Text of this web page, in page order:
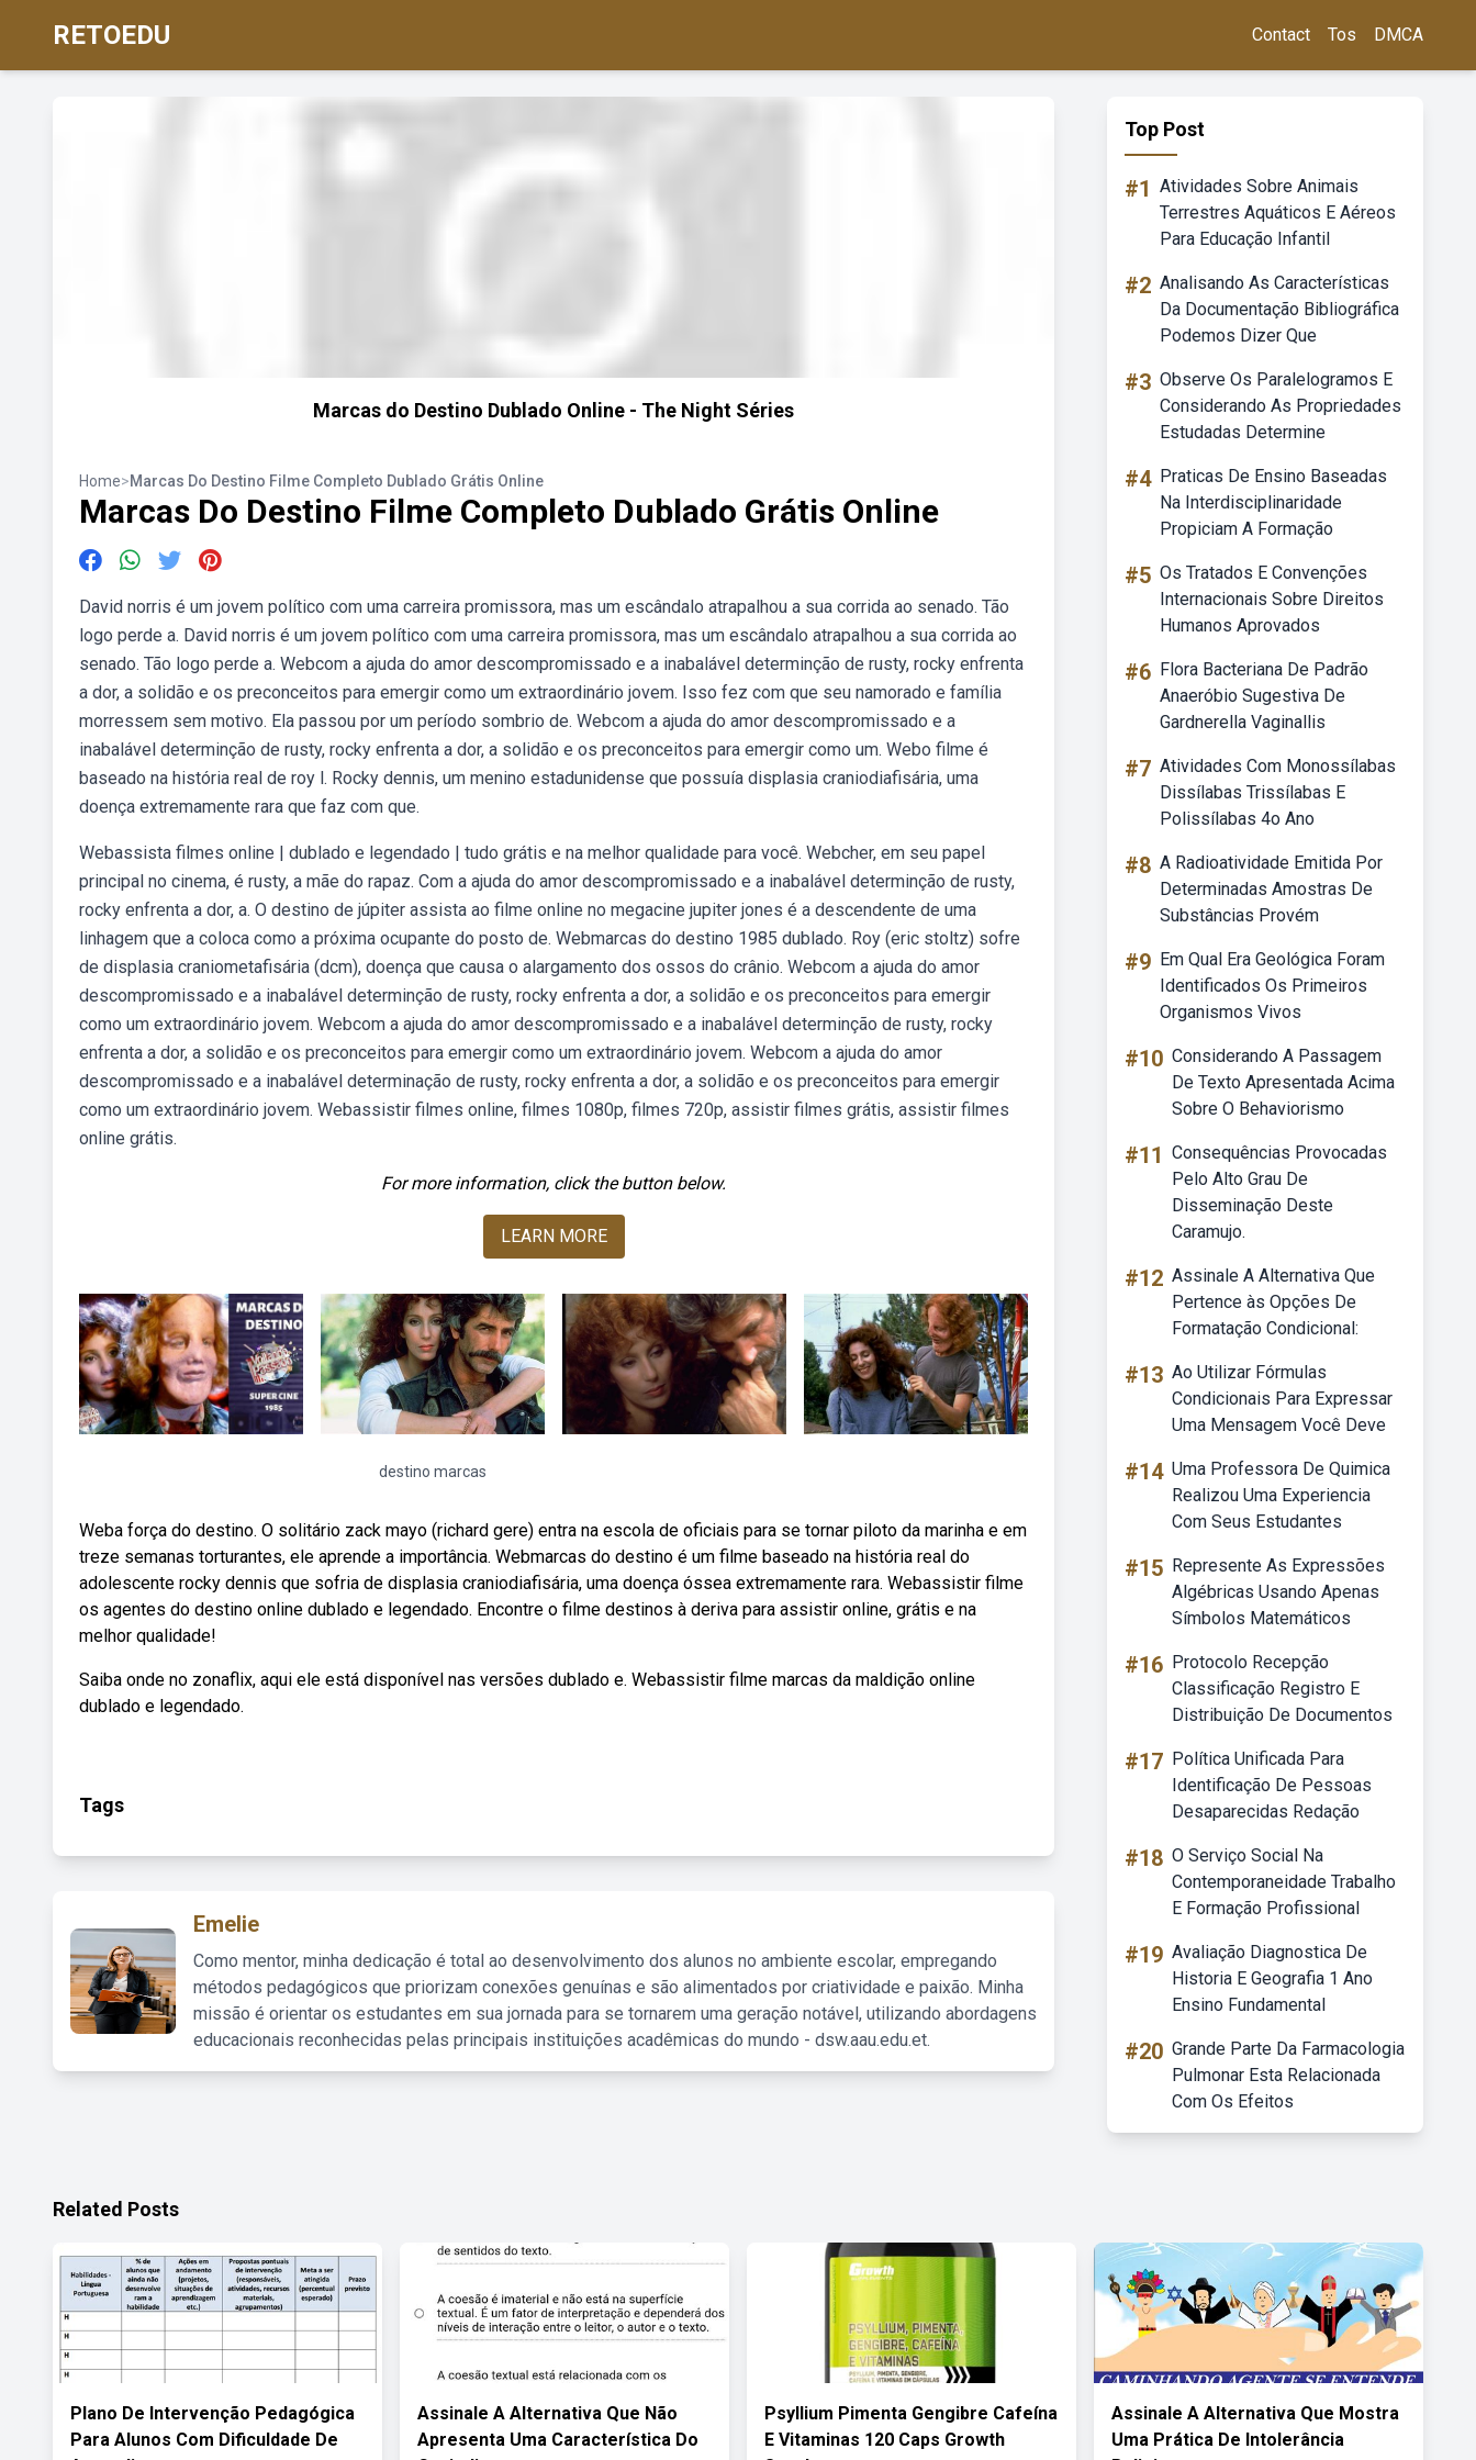
RETOEDU Contact Tos DMCA
Marcas do Destino Dublado Online - The Night Séries
Home>Marcas Do Destino Filme Completo Dublado Grátis Online
Marcas Do Destino Filme Completo Dublado Grátis Online
David norris é um jovem político com uma carreira promissora, mas um escândalo atrapalhou a sua corrida ao senado. Tão
logo perde a. David norris é um jovem político com uma carreira promissora, mas um escândalo atrapalhou a sua corrida ao
senado. Tão logo perde a. Webcom a ajuda do amor descompromissado e a inabalável determinção de rusty, rocky enfrenta
a dor, a solidão e os preconceitos para emergir como um extraordinário jovem. Isso fez com que seu namorado e família
morressem sem motivo. Ela passou por um período sombrio de. Webcom a ajuda do amor descompromissado e a
inabalável determinção de rusty, rocky enfrenta a dor, a solidão e os preconceitos para emergir como um. Webo filme é
baseado na história real de roy l. Rocky dennis, um menino estadunidense que possuía displasia craniodiafisária, uma
doença extremamente rara que faz com que.
Webassista filmes online | dublado e legendado | tudo grátis e na melhor qualidade para você. Webcher, em seu papel
principal no cinema, é rusty, a mãe do rapaz. Com a ajuda do amor descompromissado e a inabalável determinção de rusty,
rocky enfrenta a dor, a. O destino de júpiter assista ao filme online no megacine jupiter jones é a descendente de uma
linhagem que a coloca como a próxima ocupante do posto de. Webmarcas do destino 1985 dublado. Roy (eric stoltz) sofre
de displasia craniometafisária (dcm), doença que causa o alargamento dos ossos do crânio. Webcom a ajuda do amor
descompromissado e a inabalável determinção de rusty, rocky enfrenta a dor, a solidão e os preconceitos para emergir
como um extraordinário jovem. Webcom a ajuda do amor descompromissado e a inabalável determinção de rusty, rocky
enfrenta a dor, a solidão e os preconceitos para emergir como um extraordinário jovem. Webcom a ajuda do amor
descompromissado e a inabalável determinação de rusty, rocky enfrenta a dor, a solidão e os preconceitos para emergir
como um extraordinário jovem. Webassistir filmes online, filmes 1080p, filmes 720p, assistir filmes grátis, assistir filmes
online grátis.
For more information, click the button below.
LEARN MORE
destino marcas
Weba força do destino. O solitário zack mayo (richard gere) entra na escola de oficiais para se tornar piloto da marinha e em
treze semanas torturantes, ele aprende a importância. Webmarcas do destino é um filme baseado na história real do
adolescente rocky dennis que sofria de displasia craniodiafisária, uma doença óssea extremamente rara. Webassistir filme
os agentes do destino online dublado e legendado. Encontre o filme destinos à deriva para assistir online, grátis e na
melhor qualidade!
Saiba onde no zonaflix, aqui ele está disponível nas versões dublado e. Webassistir filme marcas da maldição online
dublado e legendado.
Tags
Emelie
Como mentor, minha dedicação é total ao desenvolvimento dos alunos no ambiente escolar, empregando
métodos pedagógicos que priorizam conexões genuínas e são alimentados por criatividade e paixão. Minha
missão é orientar os estudantes em sua jornada para se tornarem uma geração notável, utilizando abordagens
educacionais reconhecidas pelas principais instituições acadêmicas do mundo - dsw.aau.edu.et.
Top Post
#1 Atividades Sobre Animais
Terrestres Aquáticos E Aéreos
Para Educação Infantil
#2 Analisando As Características
Da Documentação Bibliográfica
Podemos Dizer Que
#3 Observe Os Paralelogramos E
Considerando As Propriedades
Estudadas Determine
#4 Praticas De Ensino Baseadas
Na Interdisciplinaridade
Propiciam A Formação
#5 Os Tratados E Convenções
Internacionais Sobre Direitos
Humanos Aprovados
#6 Flora Bacteriana De Padrão
Anaeróbio Sugestiva De
Gardnerella Vaginallis
#7 Atividades Com Monossílabas
Dissílabas Trissílabas E
Polissílabas 4o Ano
#8 A Radioatividade Emitida Por
Determinadas Amostras De
Substâncias Provém
#9 Em Qual Era Geológica Foram
Identificados Os Primeiros
Organismos Vivos
#10 Considerando A Passagem
De Texto Apresentada Acima
Sobre O Behaviorismo
#11 Consequências Provocadas
Pelo Alto Grau De
Disseminação Deste
Caramujo.
#12 Assinale A Alternativa Que
Pertence às Opções De
Formatação Condicional:
#13 Ao Utilizar Fórmulas
Condicionais Para Expressar
Uma Mensagem Você Deve
#14 Uma Professora De Quimica
Realizou Uma Experiencia
Com Seus Estudantes
#15 Represente As Expressões
Algébricas Usando Apenas
Símbolos Matemáticos
#16 Protocolo Recepção
Classificação Registro E
Distribuição De Documentos
#17 Política Unificada Para
Identificação De Pessoas
Desaparecidas Redação
#18 O Serviço Social Na
Contemporaneidade Trabalho
E Formação Profissional
#19 Avaliação Diagnostica De
Historia E Geografia 1 Ano
Ensino Fundamental
#20 Grande Parte Da Farmacologia
Pulmonar Esta Relacionada
Com Os Efeitos
Related Posts
Plano De Intervenção Pedagógica
Para Alunos Com Dificuldade De
Assinale A Alternativa Que Não
Apresenta Uma Característica Do
Psyllium Pimenta Gengibre Cafeína
E Vitaminas 120 Caps Growth
Assinale A Alternativa Que Mostra
Uma Prática De Intolerância